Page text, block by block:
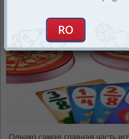
Однако самая главная часть